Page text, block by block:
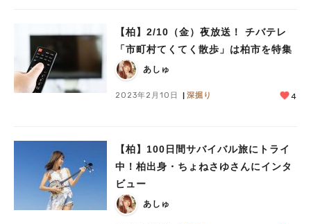
【柏】2/10（金）夜放送！ チバテレ
「市町村てくてく散歩」は柏市を特集
あしゅ
2023年2月10日 深掘り 4
【柏】100日間サバイバル旅にトライ
中！柏出身・ちょねさゆさんにインタ
ビュー
あしゅ